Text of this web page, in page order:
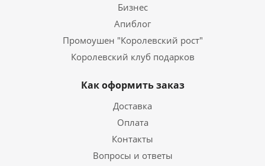
Бизнес
Апиблог
Промоушен "Королевский рост"
Королевский клуб подарков
Как оформить заказ
Доставка
Оплата
Контакты
Вопросы и ответы